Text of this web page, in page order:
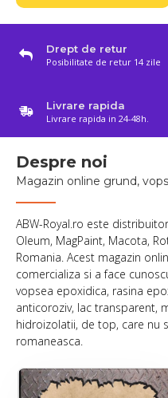
Drept de retur
Posibilitate de retur 14 zile
Livrare rapida
Livrare rapida in 24-48h.
Despre noi
Magazin online grund,
ABW-Royal.ro este
Oleum, MagPaint, Macota,
Romania. Acest magazin
comercializa si a face
vopsea epoxidica, rasina
anticoroziv, lac transparent,
hidroizolatii, de top, care nu
romaneasca.